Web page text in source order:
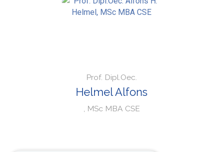
Prof. Dipl.Oec.
Helmel Alfons
, MSc MBA CSE